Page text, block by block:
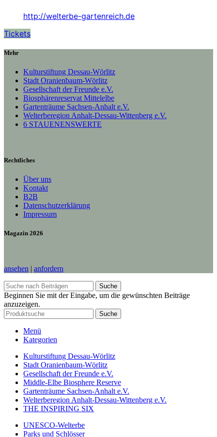
http://welterbe-gartenreich.de
Tickets
Mehr
Kulturstiftung Dessau-Wörlitz
Stadt Oranienbaum-Wörlitz
Gesellschaft der Freunde e.V.
Biosphärenreservat Mittelelbe
Gartenträume Sachsen-Anhalt e.V.
Welterberegion Anhalt-Dessau-Wittenberg e.V.
6 STAUENENSWERTE
Rechtliches
Über uns
Kontakt
B2B
Datenschutzerklärung
Impressum
Magazin 2026
ansehen | anfordern
Suche
Beginnen Sie mit der Eingabe, um die gewünschten Beiträge
anzuzeigen.
Suche
Menü
Kategorien
Kulturstiftung Dessau-Wörlitz
Stadt Oranienbaum-Wörlitz
Gesellschaft der Freunde e.V.
Middle-Elbe Biosphere Reserve
Gartenträume Sachsen-Anhalt e.V.
Welterberegion Anhalt-Dessau-Wittenberg e.V.
THE INSPIRING SIX
UNESCO-Welterbe
Parks und Schlösser